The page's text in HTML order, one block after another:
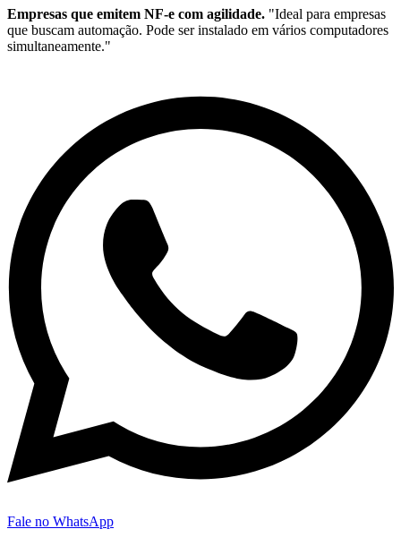
Empresas que emitem NF-e com agilidade. "Ideal para empresas
que buscam automação. Pode ser instalado em vários computadores
simultaneamente."
Fale no WhatsApp